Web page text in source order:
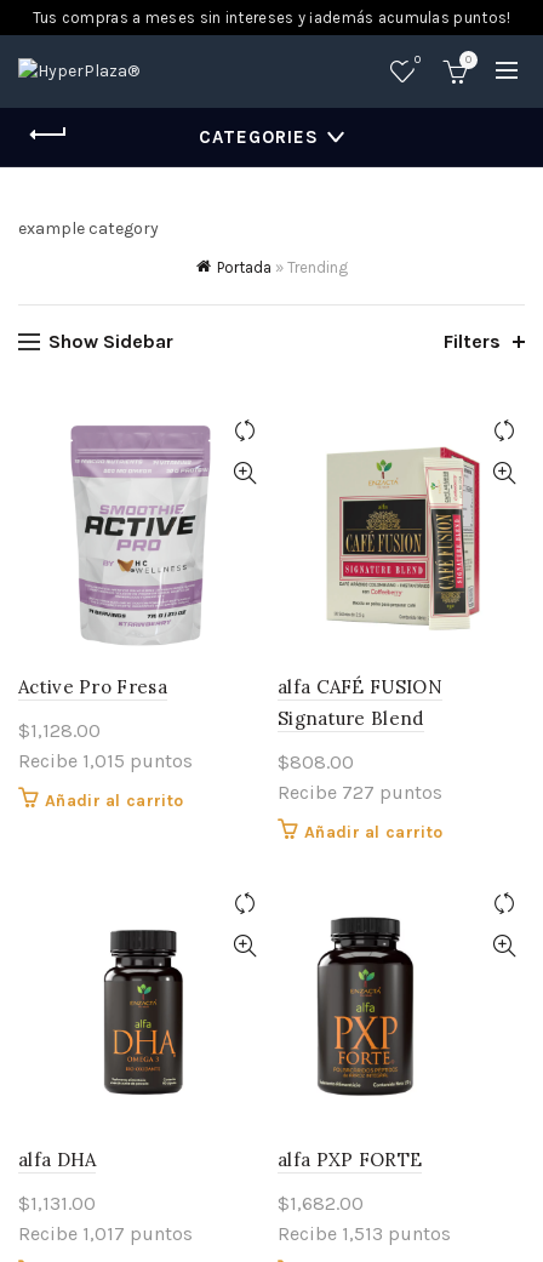
Tus compras a meses sin intereses y ¡además acumulas puntos!
0 0
CATEGORIES
example category
Portada » Trending
Show Sidebar Filters
Active Pro Fresa
$1,128.00
Recibe 1,015 puntos
Añadir al carrito
alfa CAFÉ FUSION
Signature Blend
$808.00
Recibe 727 puntos
Añadir al carrito
alfa DHA
$1,131.00
Recibe 1,017 puntos
alfa PXP FORTE
$1,682.00
Recibe 1,513 puntos